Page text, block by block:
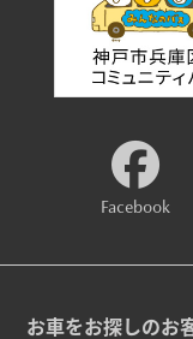
Facebook
お車をお探しのお